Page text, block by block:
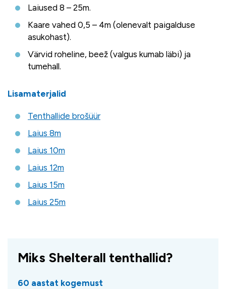
Laiused 8 – 25m.
Kaare vahed 0,5 – 4m (olenevalt paigalduse
asukohast).
Värvid roheline, beež (valgus kumab läbi) ja
tumehall.
Lisamaterjalid
Tenthallide brošüür
Laius 8m
Laius 10m
Laius 12m
Laius 15m
Laius 25m
Miks Shelterall tenthallid?
60 aastat kogemust